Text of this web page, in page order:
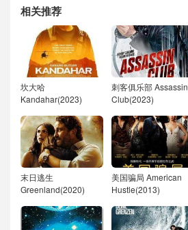
相关推荐
坎大哈
Kandahar(2023)
刺客俱乐部 Assassin
Club(2023)
末日逃生
Greenland(2020)
美国骗局 American
Hustle(2013)